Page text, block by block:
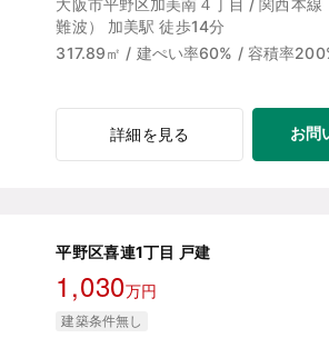
大阪市平野区加美南４丁目 / 関西本線
難波） 加美駅 徒歩14分
317.89㎡ / 建ぺい率60% / 容積率
詳細を見る お問
平野区喜連1丁目 戸建
1,030万円
建築条件無し